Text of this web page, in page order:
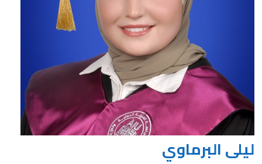
ليلى البرماوي